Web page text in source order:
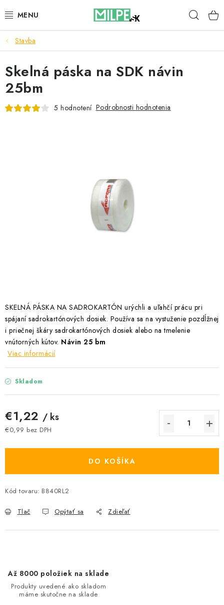
na
STREŠNÉ OKNÁ
PODKROVNÉ SCHODY
DOM A ZÁHRADA
Reklamace a vrácení zboží
Zásady používania súborov cookie
Podmínky ochrany osobních údajů
Obchodní podmínky
Stavba
SKELNÁ PÁSKA NA SADROKARTÓN urýchli a uľahčí prácu pri
spájaní sadrokartónových dosiek. Používa sa na vystuženie pozdĺžnej
i priečnej škáry sadrokartónových dosiek alebo na tmelenie
vnútorných kútov. Návin 25 bm
Viac informácií
Skladom
€1,22 / ks
€0,99 bez DPH
DO KOŠÍKA
Kód tovaru: B840RL2
Tlač Opýtať sa Zdieľať
Skelná páska na SDK návin
25bm
5 hodnotení Podrobnosti hodnotenia
Až 8000 položiek na sklade
Produkty uvedené ako skladom
máme skutočne na sklade